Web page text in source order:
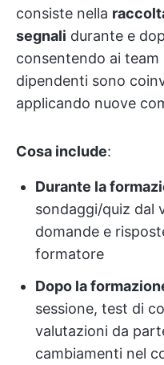
consiste nella
segnali durante e
consentendo ai team
dipendenti sono
applicando nuove
Cosa include:
Durante la
sondaggi/quiz dal
domande e
formatore
Dopo la
sessione, test di
valutazioni da
cambiamenti nel